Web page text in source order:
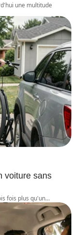
une multitude
voiture sans
fois plus qu'un…